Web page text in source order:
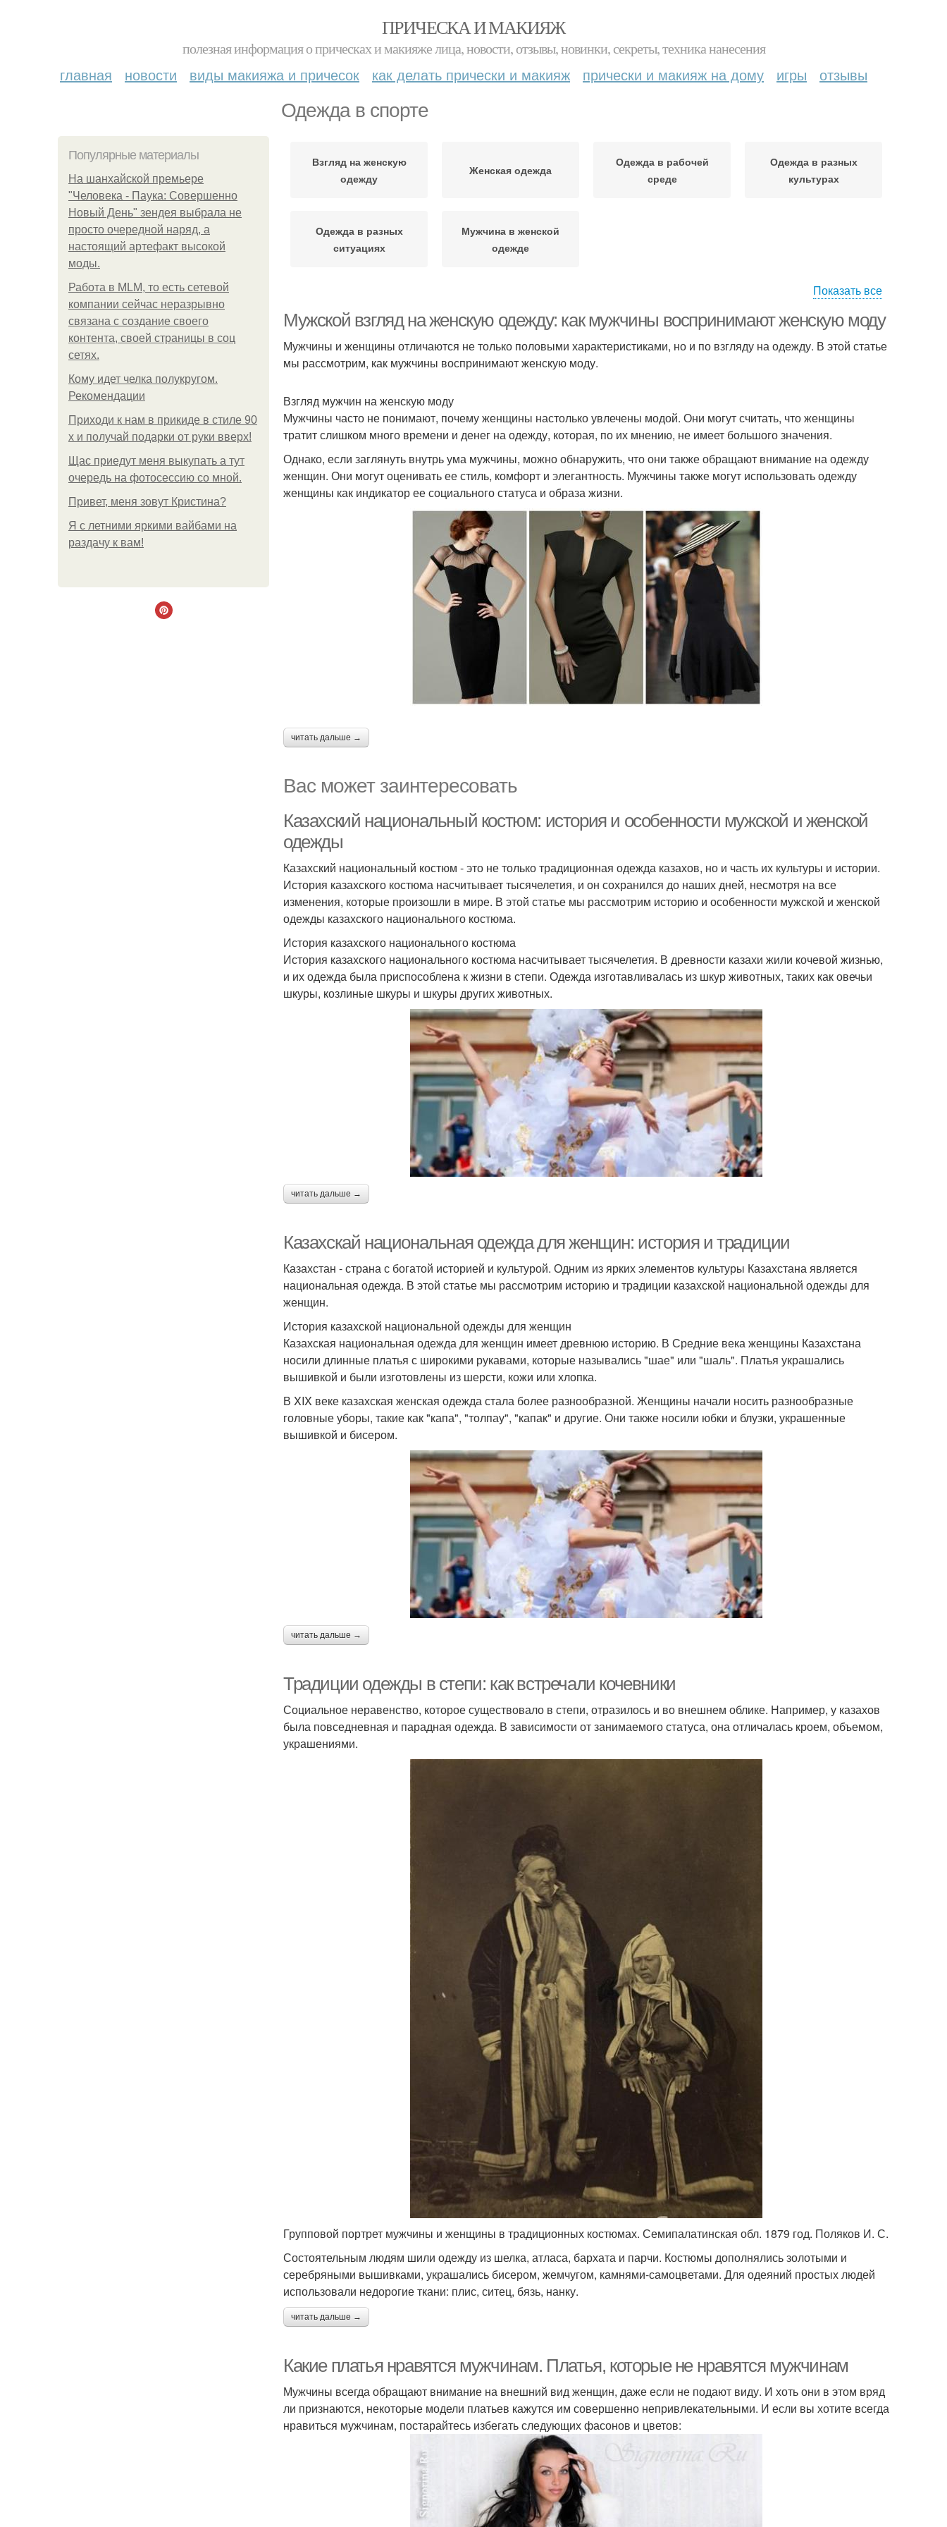
ПРИЧЕСКА И МАКИЯЖ
полезная информация о прическах и макияже лица, новости, отзывы, новинки, секреты, техника нанесения
главная новости виды макияжа и причесок как делать прически и макияж прически и макияж на дому игры отзывы
Одежда в спорте
Популярные материалы
На шанхайской премьере
"Человека - Паука: Совершенно
Новый День" зендея выбрала не
просто очередной наряд, а
настоящий артефакт высокой
моды.
Работа в MLM, то есть сетевой
компании сейчас неразрывно
связана с создание своего
контента, своей страницы в соц
сетях.
Кому идет челка полукругом.
Рекомендации
Приходи к нам в прикиде в стиле 90
х и получай подарки от руки вверх!
Щас приедут меня выкупать а тут
очередь на фотосессию со мной.
Привет, меня зовут Кристина?
Я с летними яркими вайбами на
раздачу к вам!
Взгляд на женскую
одежду
Женская одежда
Одежда в рабочей
среде
Одежда в разных
культурах
Одежда в разных
ситуациях
Мужчина в женской
одежде
Показать все
Мужской взгляд на женскую одежду: как мужчины воспринимают женскую моду
Мужчины и женщины отличаются не только половыми характеристиками, но и по взгляду на одежду. В этой статье
мы рассмотрим, как мужчины воспринимают женскую моду.
Взгляд мужчин на женскую моду
Мужчины часто не понимают, почему женщины настолько увлечены модой. Они могут считать, что женщины
тратит слишком много времени и денег на одежду, которая, по их мнению, не имеет большого значения.
Однако, если заглянуть внутрь ума мужчины, можно обнаружить, что они также обращают внимание на одежду
женщин. Они могут оценивать ее стиль, комфорт и элегантность. Мужчины также могут использовать одежду
женщины как индикатор ее социального статуса и образа жизни.
читать дальше →
Вас может заинтересовать
Казахский национальный костюм: история и особенности мужской и женской
одежды
Казахский национальный костюм - это не только традиционная одежда казахов, но и часть их культуры и истории.
История казахского костюма насчитывает тысячелетия, и он сохранился до наших дней, несмотря на все
изменения, которые произошли в мире. В этой статье мы рассмотрим историю и особенности мужской и женской
одежды казахского национального костюма.
История казахского национального костюма
История казахского национального костюма насчитывает тысячелетия. В древности казахи жили кочевой жизнью,
и их одежда была приспособлена к жизни в степи. Одежда изготавливалась из шкур животных, таких как овечьи
шкуры, козлиные шкуры и шкуры других животных.
читать дальше →
Казахскай национальная одежда для женщин: история и традиции
Казахстан - страна с богатой историей и культурой. Одним из ярких элементов культуры Казахстана является
национальная одежда. В этой статье мы рассмотрим историю и традиции казахской национальной одежды для
женщин.
История казахской национальной одежды для женщин
Казахская национальная одежда для женщин имеет древнюю историю. В Средние века женщины Казахстана
носили длинные платья с широкими рукавами, которые назывались "шае" или "шаль". Платья украшались
вышивкой и были изготовлены из шерсти, кожи или хлопка.
В XIX веке казахская женская одежда стала более разнообразной. Женщины начали носить разнообразные
головные уборы, такие как "капа", "толпау", "капак" и другие. Они также носили юбки и блузки, украшенные
вышивкой и бисером.
читать дальше →
Традиции одежды в степи: как встречали кочевники
Социальное неравенство, которое существовало в степи, отразилось и во внешнем облике. Например, у казахов
была повседневная и парадная одежда. В зависимости от занимаемого статуса, она отличалась кроем, объемом,
украшениями.
Групповой портрет мужчины и женщины в традиционных костюмах. Семипалатинская обл. 1879 год. Поляков И. С.
Состоятельным людям шили одежду из шелка, атласа, бархата и парчи. Костюмы дополнялись золотыми и
серебряными вышивками, украшались бисером, жемчугом, камнями-самоцветами. Для одеяний простых людей
использовали недорогие ткани: плис, ситец, бязь, нанку.
читать дальше →
Какие платья нравятся мужчинам. Платья, которые не нравятся мужчинам
Мужчины всегда обращают внимание на внешний вид женщин, даже если не подают виду. И хоть они в этом вряд
ли признаются, некоторые модели платьев кажутся им совершенно непривлекательными. И если вы хотите всегда
нравиться мужчинам, постарайтесь избегать следующих фасонов и цветов: